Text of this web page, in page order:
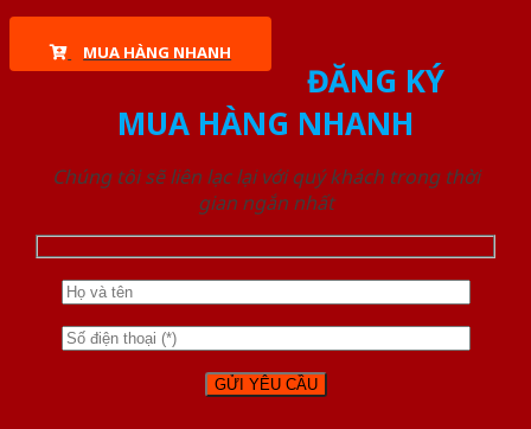
MUA HÀNG NHANH
ĐĂNG KÝ
MUA HÀNG NHANH
Chúng tôi sẽ liên lạc lại với quý khách trong thời
gian ngắn nhất